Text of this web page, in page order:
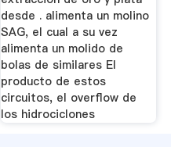
desde . alimenta un molino
SAG, el cual a su vez
alimenta un molido de
bolas de similares El
producto de estos
circuitos, el overflow de
los hidrociclones